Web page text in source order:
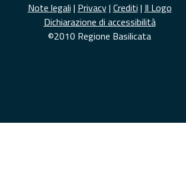
Note legali | Privacy| Crediti | Il Logo
Dichiarazione di accessibilità
©2010 Regione Basilicata